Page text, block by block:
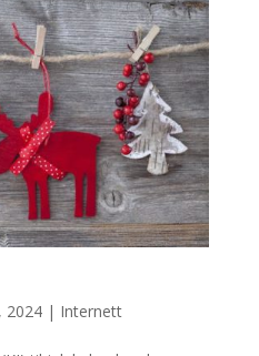
2024| Internett